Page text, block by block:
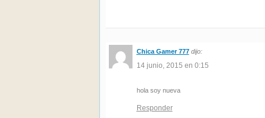
Chica Gamer 777 dijo:
14 junio, 2015 en 0:15
hola soy nueva
Responder